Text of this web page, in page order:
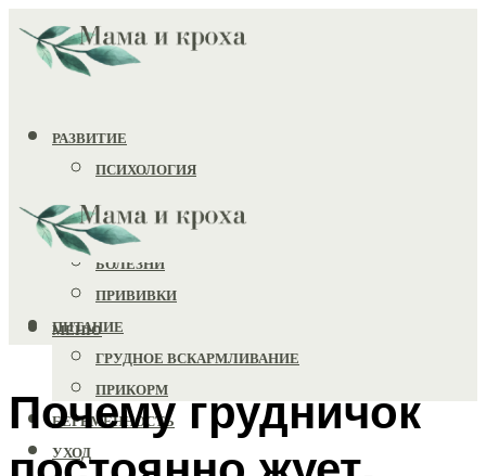
РАЗВИТИЕ
ПСИХОЛОГИЯ
ИГРУШКИ
ЗДОРОВЬЕ
БОЛЕЗНИ
ПРИВИВКИ
ПИТАНИЕ
ГРУДНОЕ ВСКАРМЛИВАНИЕ
ПРИКОРМ
БЕРЕМЕННОСТЬ
УХОД
МЕНЮ
Почему грудничок